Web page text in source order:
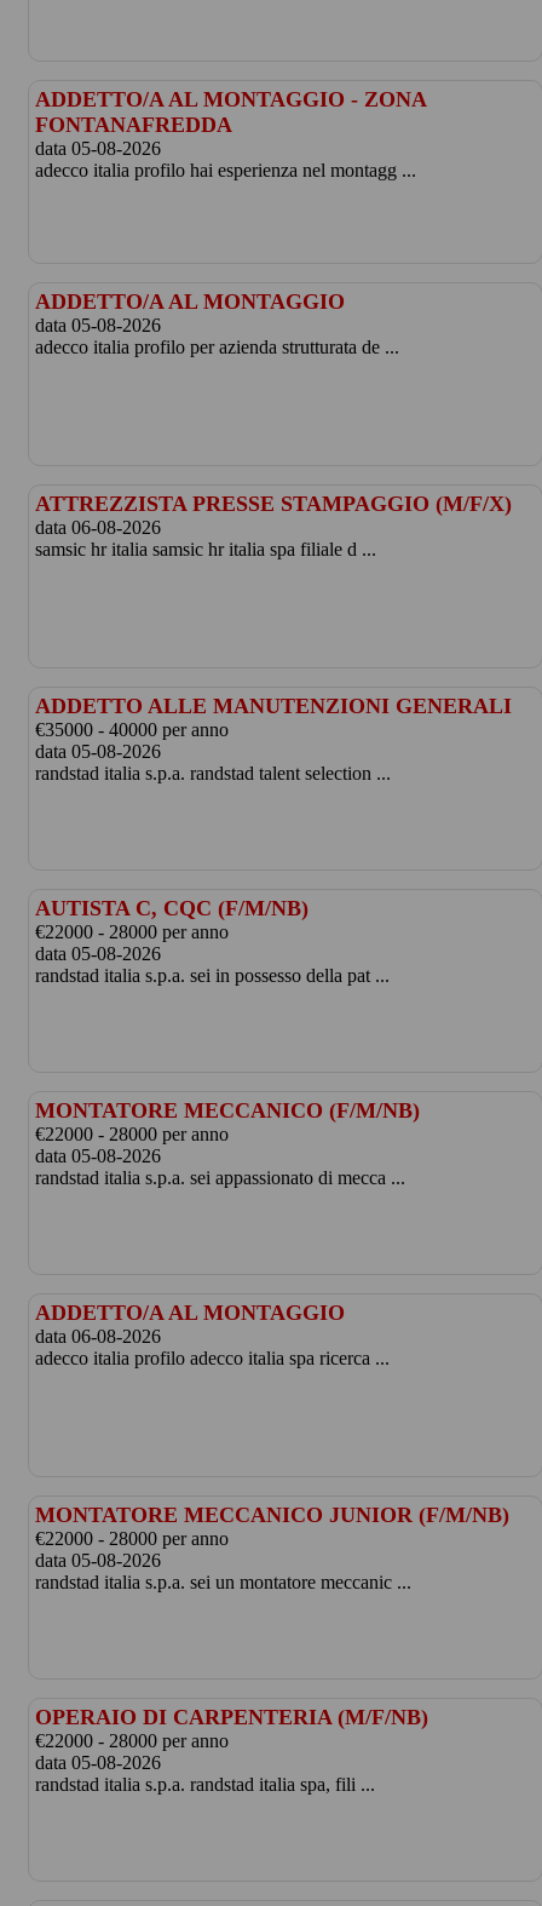
ADDETTO/A AL MONTAGGIO - ZONA
FONTANAFREDDA
data 05-08-2026
adecco italia profilo hai esperienza nel montagg ...
ADDETTO/A AL MONTAGGIO
data 05-08-2026
adecco italia profilo per azienda strutturata de ...
ATTREZZISTA PRESSE STAMPAGGIO (M/F/X)
data 06-08-2026
samsic hr italia samsic hr italia spa filiale d ...
ADDETTO ALLE MANUTENZIONI GENERALI
€35000 - 40000 per anno
data 05-08-2026
randstad italia s.p.a. randstad talent selection ...
AUTISTA C, CQC (F/M/NB)
€22000 - 28000 per anno
data 05-08-2026
randstad italia s.p.a. sei in possesso della pat ...
MONTATORE MECCANICO (F/M/NB)
€22000 - 28000 per anno
data 05-08-2026
randstad italia s.p.a. sei appassionato di mecca ...
ADDETTO/A AL MONTAGGIO
data 06-08-2026
adecco italia profilo adecco italia spa ricerca ...
MONTATORE MECCANICO JUNIOR (F/M/NB)
€22000 - 28000 per anno
data 05-08-2026
randstad italia s.p.a. sei un montatore meccanic ...
OPERAIO DI CARPENTERIA (M/F/NB)
€22000 - 28000 per anno
data 05-08-2026
randstad italia s.p.a. randstad italia spa, fili ...